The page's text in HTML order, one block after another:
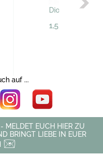
Dior-Rose, gold
1,53 €
auf ...
MELDET EUCH HIER ZU
BRINGT LIEBE IN EUER